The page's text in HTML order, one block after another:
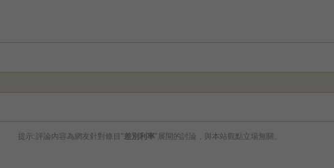
提示:評論內容為網友針對條目"差別利率"展開的討論，與本站觀點立場無關。